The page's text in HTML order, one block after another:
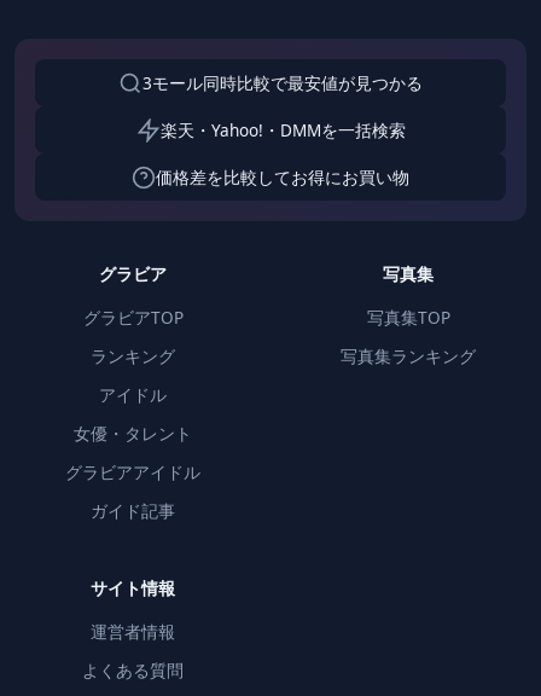
3モール同時比較で最安値が見つかる
楽天・Yahoo!・DMMを一括検索
価格差を比較してお得にお買い物
グラビア
グラビアTOP
ランキング
アイドル
女優・タレント
グラビアアイドル
ガイド記事
写真集
写真集TOP
写真集ランキング
サイト情報
運営者情報
よくある質問